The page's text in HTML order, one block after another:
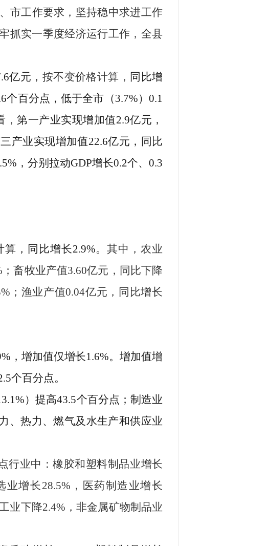
市工作要求，坚持稳中求进工作
抓实一季度经济运行工作， 全县
亿元， 按不变价格计算 ， 同比增
个百分点，低于全市（3.7%）0.1
，第一产业实现增加值2.9亿元，
三产业实现增加值22.6亿元，同比
% ，分别拉动GDP增长0.2个、 0.3
算 ， 同比增长2.9%。其中，农业
；畜牧业产值3.60亿元，同比下降
% ；渔业产值0.04亿元，同比增长
， 增加值仅增长1.6%。增加值增
个百分点。
%）提高43.5个百分点 ； 制造业
、热力、燃气及水生产和供应业
行业中：橡胶和塑料制品业增长
业增长 28.5% ， 医药制造业增长
业下降2.4% ，非金属矿物制品业